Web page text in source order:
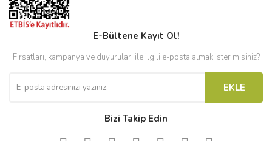
E-Bültene Kayıt Ol!
Fırsatları, kampanya ve duyuruları ile ilgili e-posta almak ister misiniz?
EKLE
Bizi Takip Edin